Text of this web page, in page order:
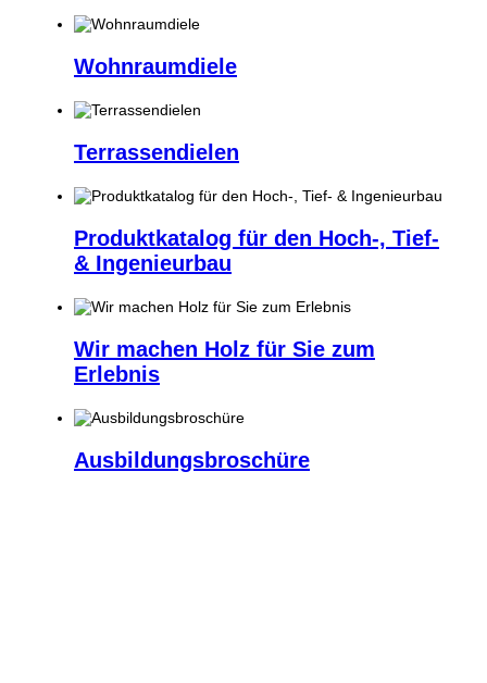
Wohnraumdiele
Terrassendielen
Produktkatalog für den Hoch-, Tief-
& Ingenieurbau
Wir machen Holz für Sie zum
Erlebnis
Ausbildungsbroschüre